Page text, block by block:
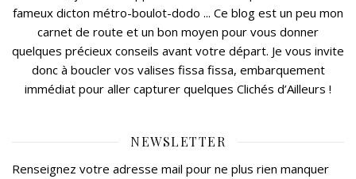
fameux dicton métro-boulot-dodo ... Ce blog est un peu mon
carnet de route et un bon moyen pour vous donner
quelques précieux conseils avant votre départ. Je vous invite
donc à boucler vos valises fissa fissa, embarquement
immédiat pour aller capturer quelques Clichés d’Ailleurs !
NEWSLETTER
Renseignez votre adresse mail pour ne plus rien manquer